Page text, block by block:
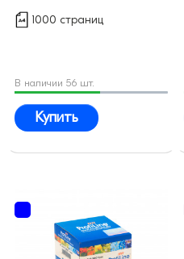
1000 страниц
В наличии 56 шт.
Купить